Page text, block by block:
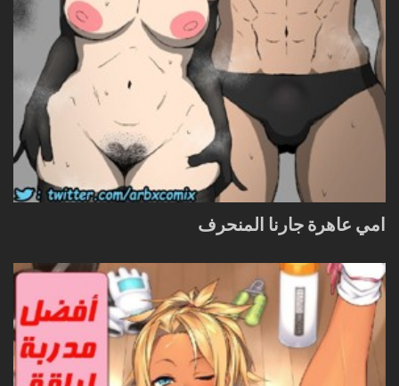
امي عاهرة جارنا المنحرف